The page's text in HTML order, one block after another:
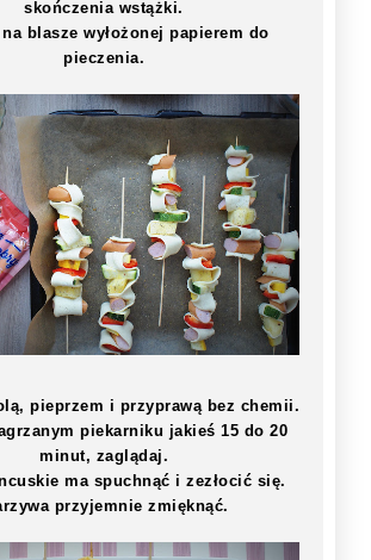
skończenia wstążki.
na blasze wyłożonej papierem do
pieczenia.
pieprzem i przyprawą bez chemii.
piekarniku jakieś 15 do 20
minut, zaglądaj.
ma spuchnąć i zezłocić się.
przyjemnie zmięknąć.